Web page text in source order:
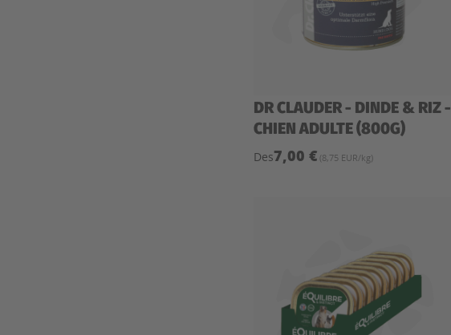
DR CLAUDER - DINDE & RIZ -
CHIEN ADULTE (800G)
Des7,00 € (8,75 EUR/kg)